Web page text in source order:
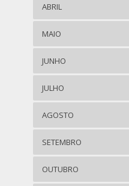
ABRIL
MAIO
JUNHO
JULHO
AGOSTO
SETEMBRO
OUTUBRO